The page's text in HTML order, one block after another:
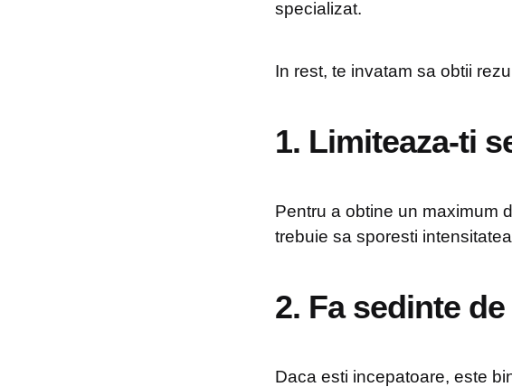
specializat.
In rest, te invatam sa obtii
1. Limiteaza-ti
Pentru a obtine un maximum
trebuie sa sporesti
2. Fa sedinte
Daca esti incepatoare, este